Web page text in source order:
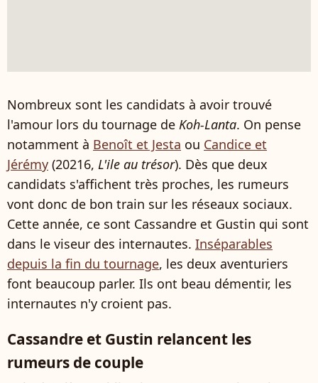
Nombreux sont les candidats à avoir trouvé
l'amour lors du tournage de Koh-Lanta. On pense
notamment à Benoît et Jesta ou Candice et
Jérémy (20216, L'ile au trésor). Dès que deux
candidats s'affichent très proches, les rumeurs
vont donc de bon train sur les réseaux sociaux.
Cette année, ce sont Cassandre et Gustin qui sont
dans le viseur des internautes. Inséparables
depuis la fin du tournage, les deux aventuriers
font beaucoup parler. Ils ont beau démentir, les
internautes n'y croient pas.
Cassandre et Gustin relancent les
rumeurs de couple